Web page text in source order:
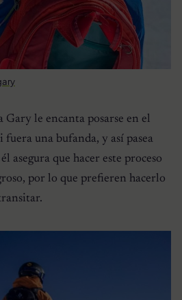
Gary le encanta posarse en el
fuera una bufanda, y así pasea
asegura que hacer este proceso
por lo que prefieren hacerlo